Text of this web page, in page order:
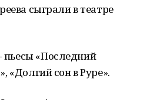
сыграли в театре
пьесы «Последний
«Долгий сон в Руре».